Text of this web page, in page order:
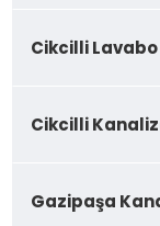
Cikcilli Lavabo
Cikcilli
Gazipaşa